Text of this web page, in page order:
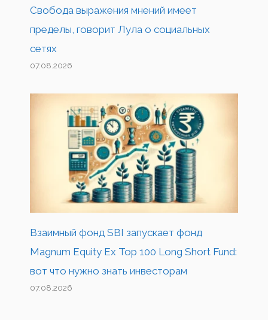
Свобода выражения мнений имеет
пределы, говорит Лула о социальных
сетях
07.08.2026
Взаимный фонд SBI запускает фонд
Magnum Equity Ex Top 100 Long Short Fund:
вот что нужно знать инвесторам
07.08.2026